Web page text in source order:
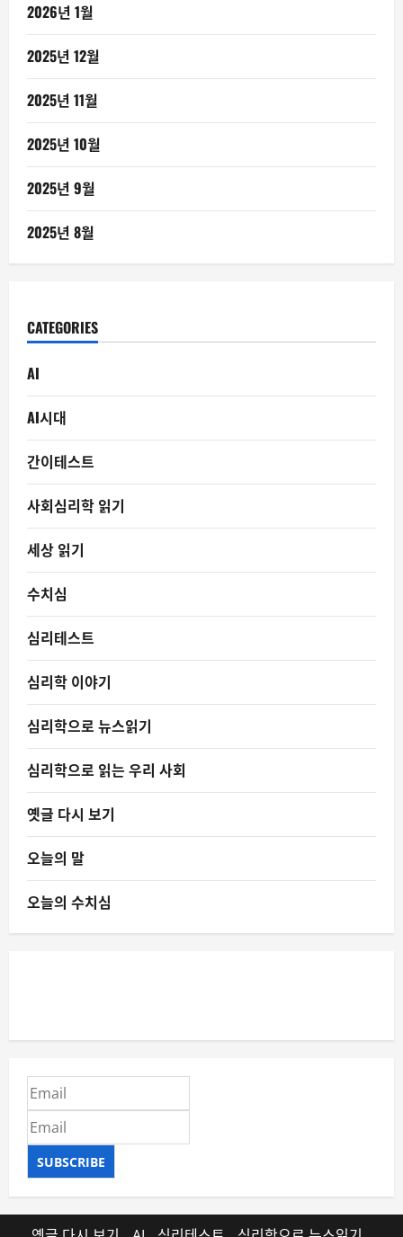
2026년 1월
2025년 12월
2025년 11월
2025년 10월
2025년 9월
2025년 8월
CATEGORIES
AI
AI시대
간이테스트
사회심리학 읽기
세상 읽기
수치심
심리테스트
심리학 이야기
심리학으로 뉴스읽기
심리학으로 읽는 우리 사회
옛글 다시 보기
오늘의 말
오늘의 수치심
SUBSCRIBE